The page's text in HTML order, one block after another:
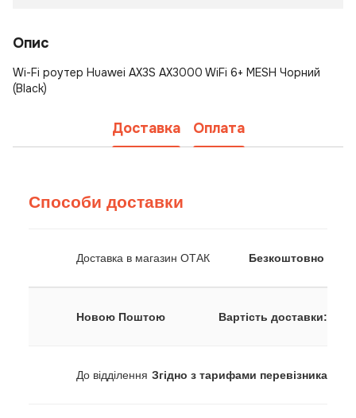
Опис
Wi-Fi роутер Huawei AX3S AX3000 WiFi 6+ MESH Чорний
(Black)
Доставка Оплата
Способи доставки
Доставка в магазин ОТАК Безкоштовно
Новою Поштою Вартість доставки:
До відділення Згідно з тарифами перевізника